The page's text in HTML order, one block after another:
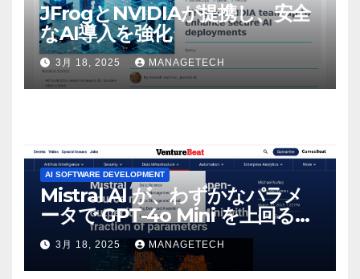
JFrogとNVIDIAが提携し、安全
なAI導入を強化
3月 18, 2025 MANAGETECH
AI SOFTWARE DEVELOPMENT
Mistral AI が、わずかなパラメ
ータで GPT-4o Mini を上回る新
しいオープンソース モデルをリ
リース | VentureBeat
3月 18, 2025 MANAGETECH